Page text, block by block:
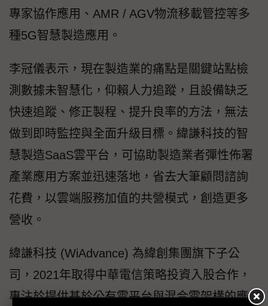
專家協作應用、AMR / AGV物流移載管控等多
種5G智慧製造應用。
李冠儀表示，現在製造業的痛點是關鍵站點檢
測數據未智慧化，仰賴人力追蹤，且設備缺乏
快速追蹤、修正製程、提升良率的方法，無法
做到即時監控與全面升級目標。緯謙科技的智
慧製造SaaS雲平台，可協助製造業者彈性佈署
產業應用方案並迅速落地，省去大筆顧問諮詢
花費，以雲端服務加值的共營模式，創造更多
營收。
緯謙科技 (WiAdvance) 為緯創集團旗下子公
司，2021年取得中華電信策略投資入股合作，
專注於提供基於公有雲平台與混合雲架構的應